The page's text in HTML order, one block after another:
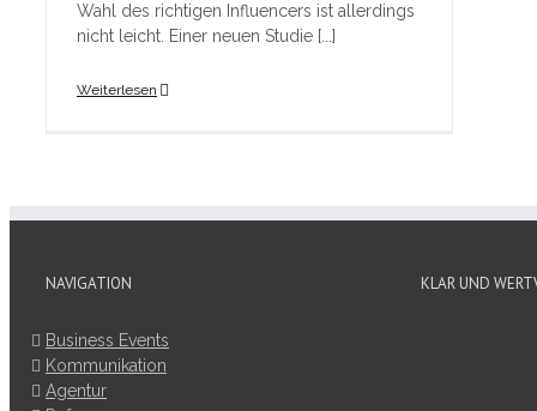
Wahl des richtigen Influencers ist allerdings
nicht leicht. Einer neuen Studie [...]
Weiterlesen
NAVIGATION
Business Events
Kommunikation
Agentur
KLAR UND